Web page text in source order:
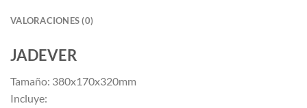
VALORACIONES (0)
JADEVER
Tamaño: 380x170x320mm
Incluye: